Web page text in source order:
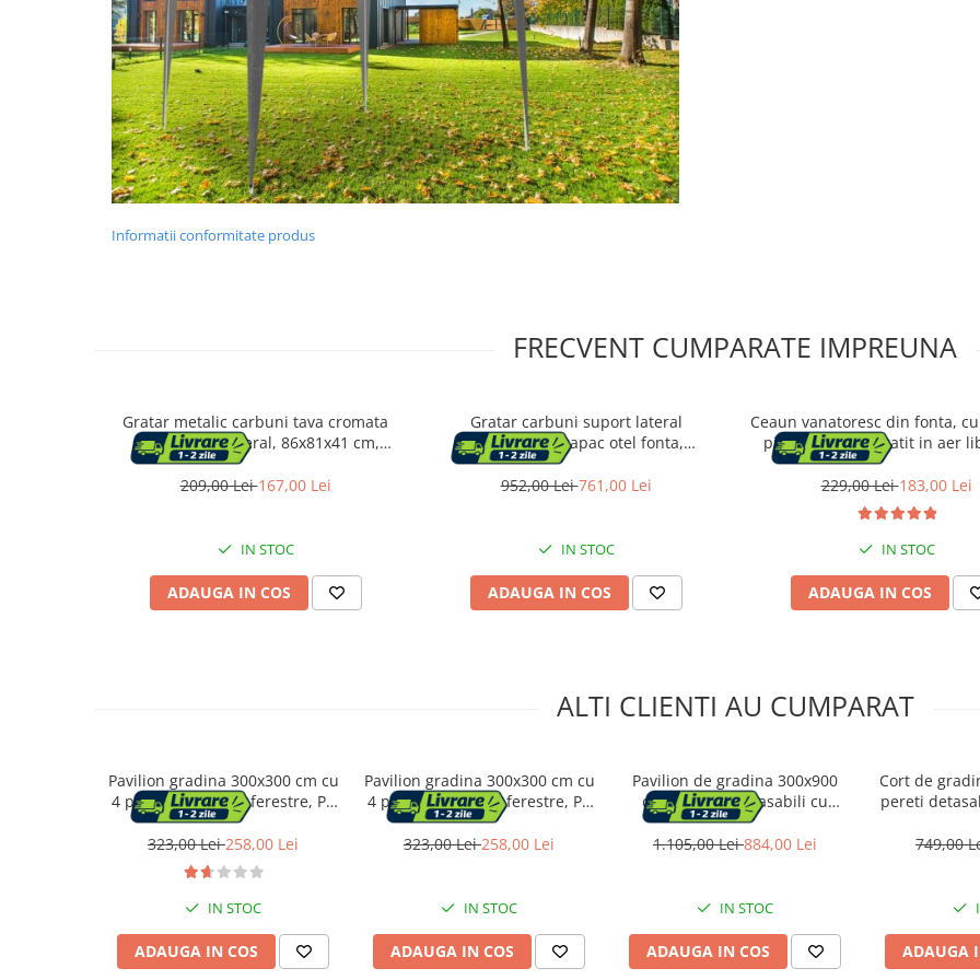
Mese cafea si decorative
Rafturi si biblioteci
Tabureti si fotolii
Mobila hol
Plante artificiale
Ansambluri de joaca animale
Articole sanatate
Radio cu ceas & portabile
Dulapuri dormitor
Informatii conformitate produs
FRECVENT CUMPARATE IMPREUNA
Gratar metalic carbuni tava cromata
spita rotisor lateral, 86x81x41 cm,
reglare 4 niveluri, negru
209,00 Lei167,00 Lei
IN STOC
ADAUGA IN COS
Gratar carbuni suport lateral
termometru capac otel fonta,
115x60x108 cm, robust, negru
952,00 Lei761,00 Lei
IN STOC
ADAUGA IN COS
Ceaun vanatoresc din fonta,
picioare pentru gatit in aer
25x42 cm, negru
229,00 Lei183,00 Lei
IN STOC
ADAUGA IN COS
ALTI CLIENTI AU CUMPARAT
Pavilion gradina 300x300 cm cu
4 pereti laterali cu ferestre, PE
110g/m2 impermeabil, cadru
otel, gri
323,00 Lei258,00 Lei
IN STOC
ADAUGA IN COS
Pavilion gradina 300x300 cm cu
4 pereti laterali cu ferestre, PE
110g/m2 impermeabil, cadru
otel, verde
323,00 Lei258,00 Lei
IN STOC
ADAUGA IN COS
Pavilion de gradina 300x900
cm, 8 pereti detasabili cu
ferestre si usa, structura
metalica, PE impermeabil, alb
1.105,00 Lei884,00 Lei
IN STOC
ADAUGA IN COS
Cort de
pereti
749,00
ADAUGA